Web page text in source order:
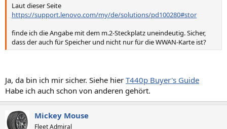
Laut dieser Seite
https://support.lenovo.com/my/de/solutions/pd100280#stor
finde ich die Angabe mit dem m.2-Steckplatz uneindeutig. Sicher,
dass der auch für Speicher und nicht nur für die WWAN-Karte ist?
Ja, da bin ich mir sicher. Siehe hier T440p Buyer's Guide
Habe ich auch schon von anderen gehört.
Mickey Mouse
Fleet Admiral